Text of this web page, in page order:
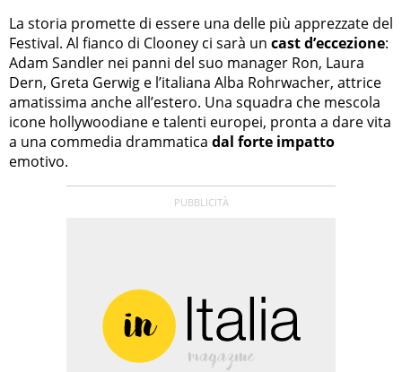
La storia promette di essere una delle più apprezzate del
Festival. Al fianco di Clooney ci sarà un cast d’eccezione:
Adam Sandler nei panni del suo manager Ron, Laura
Dern, Greta Gerwig e l’italiana Alba Rohrwacher, attrice
amatissima anche all’estero. Una squadra che mescola
icone hollywoodiane e talenti europei, pronta a dare vita
a una commedia drammatica dal forte impatto
emotivo.